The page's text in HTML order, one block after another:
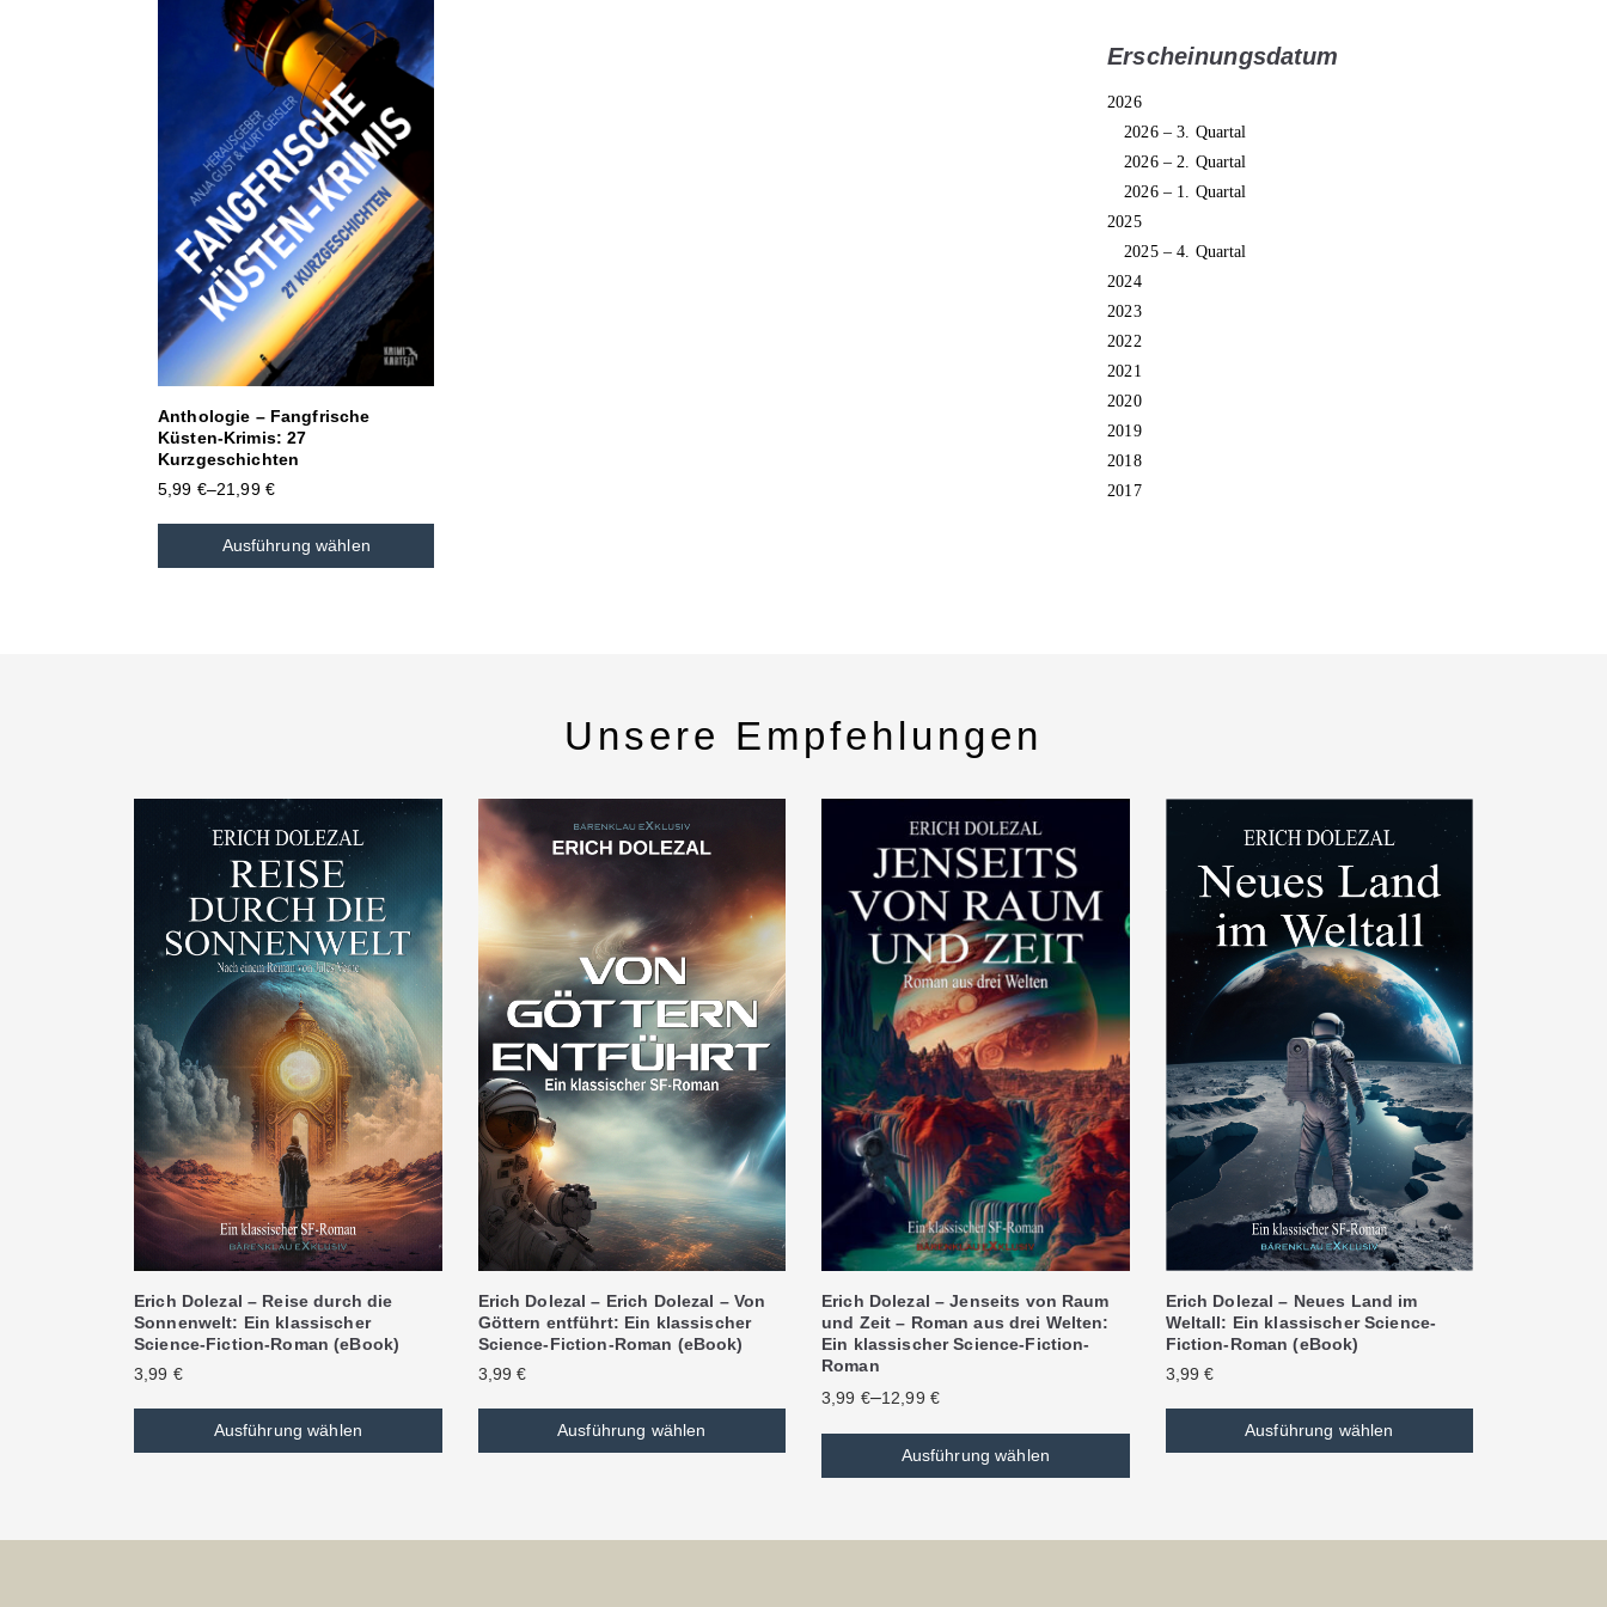
Anthologie – Fangfrische
Küsten-Krimis: 27
Kurzgeschichten
5,99 €–21,99 €
Ausführung wählen
Erscheinungsdatum
2026
2026 – 3. Quartal
2026 – 2. Quartal
2026 – 1. Quartal
2025
2025 – 4. Quartal
2024
2023
2022
2021
2020
2019
2018
2017
Unsere Empfehlungen
Erich Dolezal – Reise durch die
Sonnenwelt: Ein klassischer
Science-Fiction-Roman (eBook)
3,99 €
Ausführung wählen
Erich Dolezal – Erich Dolezal – Von
Göttern entführt: Ein klassischer
Science-Fiction-Roman (eBook)
3,99€
Ausführung wählen
Erich Dolezal – Jenseits von Raum
und Zeit – Roman aus drei Welten:
Ein klassischer Science-Fiction-
Roman
3,99 €–12,99 €
Ausführung wählen
Erich Dolezal – Neues Land im
Weltall: Ein klassischer Science-
Fiction-Roman (eBook)
3,99€
Ausführung wählen